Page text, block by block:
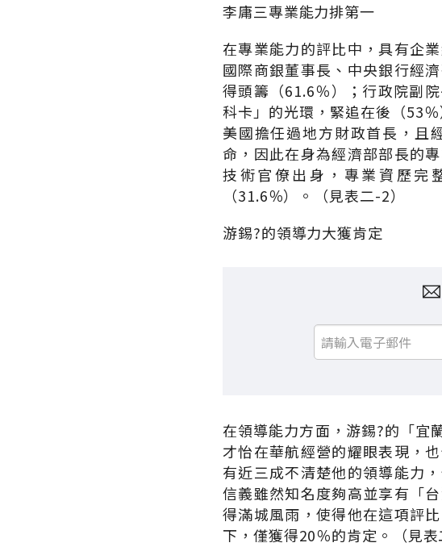
李庸三專業能力排第一
在專業能力的評比中，具有企
國際商銀董事長、中央銀行經
得頭籌（61.6％）；行政院副
科卡」的光環，緊追在後（53
美國擔任過地方財政首長，且
命，因此在身為經濟部部長的
技術官僚出身，專業資歷完
（31.6％）。（見表二-2）
游錫?的領導力大獲肯定
在領導能力方面，游錫?的「宜
才怡在華航經營的耀眼表現，
有近三成不清楚他的領導能力
信義雖然知名度夠高並享有「
得滿城風雨，使得他在這項評
下，僅獲得20％的肯定。（見表